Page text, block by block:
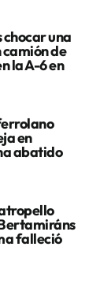
una
de
la A-6 en
en
abatido
falleció